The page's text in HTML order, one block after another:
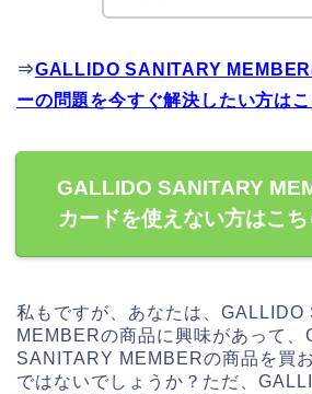
⇒GALLIDO SANITARY
ーの問題を今すぐ解決したい方は
GALLIDO SANITARY
カードを使えない方はこ
私もですが、あなたは、GALLIDO
MEMBERの商品に興味があって、
SANITARY MEMBERの商品を買
ではないでしょうか？ただ、